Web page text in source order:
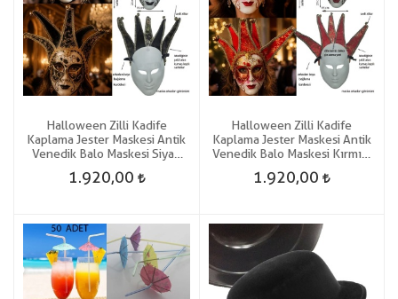
Halloween Zilli Kadife
Kaplama Jester Maskesi Antik
Venedik Balo Maskesi Siyah
1.920,00
Halloween Zilli Kadife
Kaplama Jester Maskesi Antik
Venedik Balo Maskesi Kırmızı
1.920,00